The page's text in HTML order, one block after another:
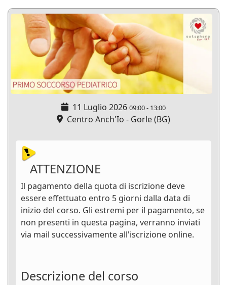
11 Luglio 2026 09:00- 13:00
Centro Anch'Io - Gorle (BG)
ATTENZIONE
Il pagamento della quota di iscrizione deve
essere effettuato entro 5 giorni dalla data di
inizio del corso. Gli estremi per il pagamento, se
non presenti in questa pagina, verranno inviati
via mail successivamente all'iscrizione online.
Descrizione del corso